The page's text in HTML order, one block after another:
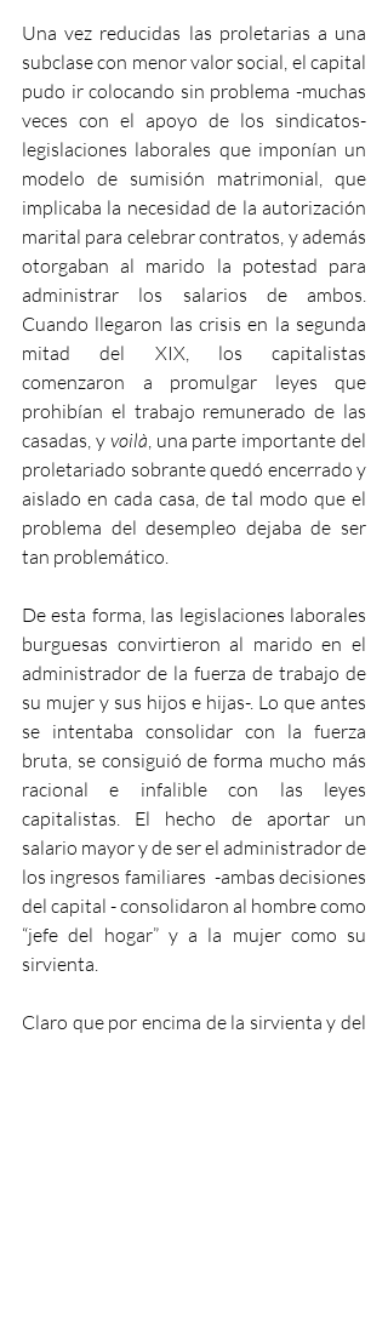
Una vez reducidas las proletarias a una
subclase con menor valor social, el capital
pudo ir colocando sin problema -muchas
veces con el apoyo de los sindicatos-
legislaciones laborales que imponían un
modelo de sumisión matrimonial, que
implicaba la necesidad de la autorización
marital para celebrar contratos, y además
otorgaban al marido la potestad para
administrar los salarios de ambos.
Cuando llegaron las crisis en la segunda
mitad del XIX, los capitalistas
comenzaron a promulgar leyes que
prohibían el trabajo remunerado de las
casadas, y voilà , una parte importante del
proletariado sobrante quedó encerrado y
aislado en cada casa, de tal modo que el
problema del desempleo dejaba de ser
tan problemático.
De esta forma, las legislaciones laborales
burguesas convirtieron al marido en el
administrador de la fuerza de trabajo de
su mujer y sus hijos e hijas-. Lo que antes
se intentaba consolidar con la fuerza
bruta, se consiguió de forma mucho más
racional e infalible con las leyes
capitalistas. El hecho de aportar un
salario mayor y de ser el administrador de
los ingresos familiares  -ambas decisiones
del capital - consolidaron al hombre como
“jefe del hogar” y a la mujer como su
sirvienta.
Claro que por encima de la sirvienta y del